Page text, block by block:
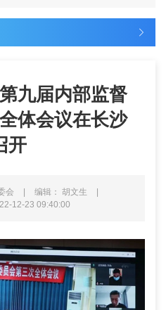
九届内部监督
体会议在长沙
开​
会 | 编辑： 胡文生
|
12-23 09:40:00